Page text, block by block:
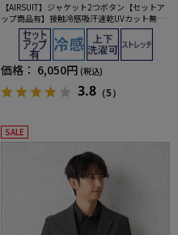
【AIRSUIT】ジャケット2つボタン【セットア
ップ商品有】接触冷感吸汗速乾UVカット無地
価格： 6,050円 (税込)
3.8 （5）
SALE